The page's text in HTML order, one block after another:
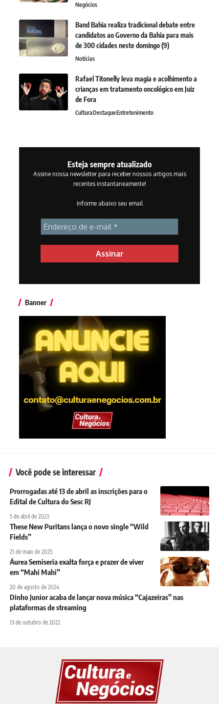
Negócios
Band Bahia realiza tradicional debate entre
candidatos ao Governo da Bahia para mais
de 300 cidades neste domingo (9)
Notícias
Rafael Titonelly leva magia e acolhimento a
crianças em tratamento oncológico em Juiz
de Fora
CulturaDestaqueEntretenimento
Esteja sempre atualizado
Assine nossa newsletter para receber nossos artigos mais
recentes instantaneamente!
Informe abaixo seu email
Banner
Você pode se interessar
Prorrogadas até 13 de abril as inscrições para o
Edital de Cultura do Sesc RJ
5 de abril de 2023
These New Puritans lança o novo single “Wild
Fields”
21 de maio de 2025
Áurea Semiseria exalta força e prazer de viver
em “Mahi Mahi”
20 de agosto de 2024
Dinho Junior acaba de lançar nova música “Cajazeiras” nas
plataformas de streaming
13 de outubro de 2022